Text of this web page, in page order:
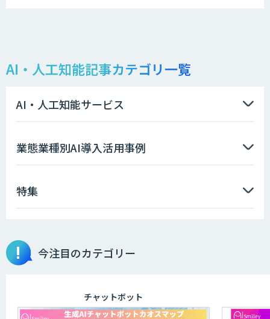
AI・人工知能記事カテゴリ一覧
AI・人工知能サービス
業態業種別AI導入活用事例
特集
今注目のカテゴリー
チャットボット